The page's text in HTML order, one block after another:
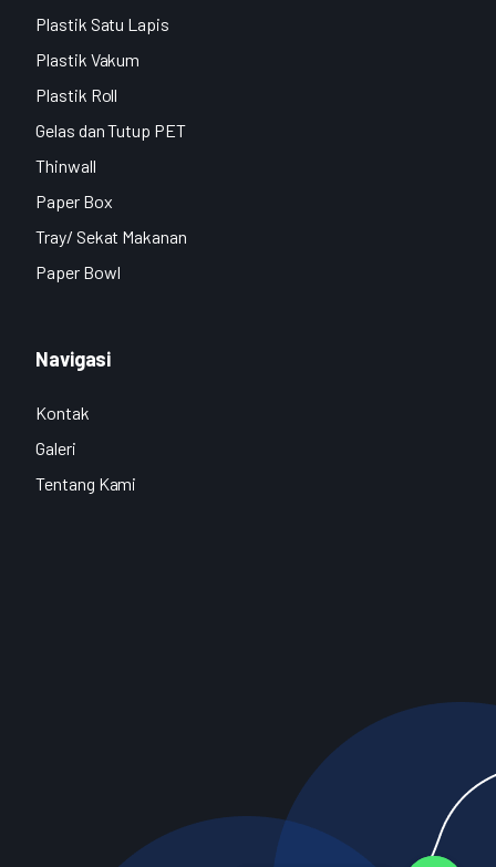
Plastik Satu Lapis
Plastik Vakum
Plastik Roll
Gelas dan Tutup PET
Thinwall
Paper Box
Tray/ Sekat Makanan
Paper Bowl
Navigasi
Kontak
Galeri
Tentang Kami